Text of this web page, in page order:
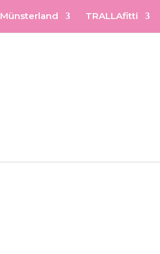
Münsterland TRALLAfitti